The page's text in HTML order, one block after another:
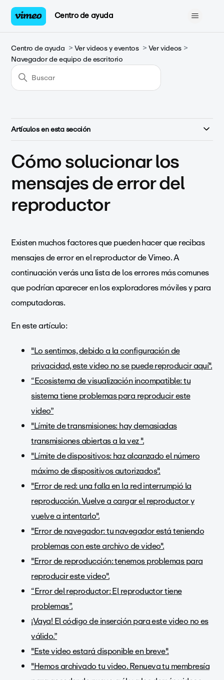
Centro de ayuda
Centro de ayuda Ver videos y eventos
Ver videos
Navegador de equipo de escritorio
Artículos en esta sección
Cómo solucionar los
mensajes de error del
reproductor
Existen muchos factores que pueden hacer que recibas
mensajes de error en el reproductor de Vimeo. A
continuación verás una lista de los errores más comunes
que podrían aparecer en los exploradores móviles y para
computadoras.
En este artículo:
"Lo sentimos, debido a la configuración de
privacidad, este video no se puede reproducir aquí".
“Ecosistema de visualización incompatible: tu
sistema tiene problemas para reproducir este
video”
"Límite de transmisiones: hay demasiadas
transmisiones abiertas a la vez ".
"Límite de dispositivos: haz alcanzado el número
máximo de dispositivos autorizados".
"Error de red: una falla en la red interrumpió la
reproducción. Vuelve a cargar el reproductor y
vuelve a intentarlo".
"Error de navegador: tu navegador está teniendo
problemas con este archivo de video".
"Error de reproducción: tenemos problemas para
reproducir este video".
“Error del reproductor: El reproductor tiene
problemas”.
¡Vaya! El código de inserción para este video no es
válido.”
"Este video estará disponible en breve".
"Hemos archivado tu video. Renueva tu membresía